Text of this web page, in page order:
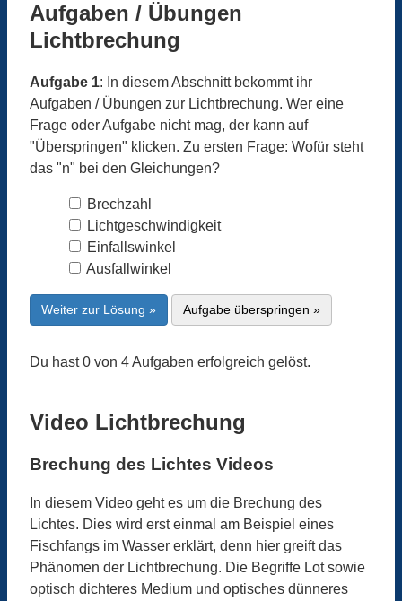
Aufgaben / Übungen
Lichtbrechung
Aufgabe 1: In diesem Abschnitt bekommt ihr
Aufgaben / Übungen zur Lichtbrechung. Wer eine
Frage oder Aufgabe nicht mag, der kann auf
"Überspringen" klicken. Zu ersten Frage: Wofür steht
das "n" bei den Gleichungen?
Brechzahl
Lichtgeschwindigkeit
Einfallswinkel
Ausfallwinkel
Weiter zur Lösung » Aufgabe überspringen »
Du hast 0 von 4 Aufgaben erfolgreich gelöst.
Video Lichtbrechung
Brechung des Lichtes Videos
In diesem Video geht es um die Brechung des
Lichtes. Dies wird erst einmal am Beispiel eines
Fischfangs im Wasser erklärt, denn hier greift das
Phänomen der Lichtbrechung. Die Begriffe Lot sowie
optisch dichteres Medium und optisches dünneres